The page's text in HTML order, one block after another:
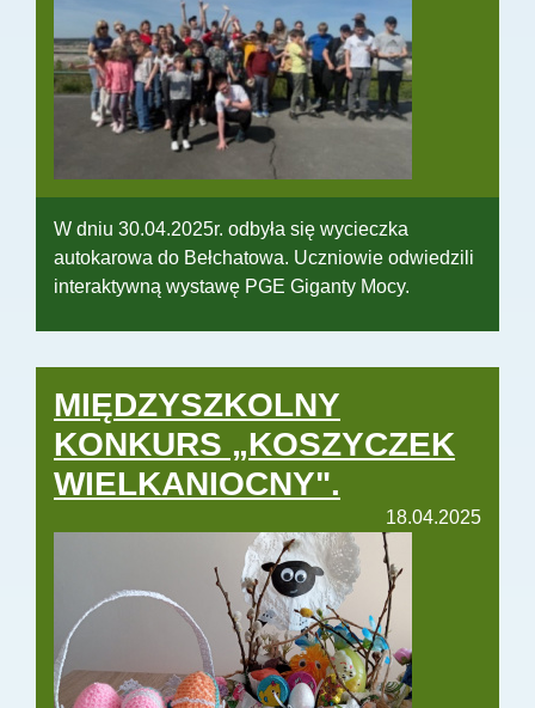
W dniu 30.04.2025r. odbyła się wycieczka
autokarowa do Bełchatowa. Uczniowie odwiedzili
interaktywną wystawę PGE Giganty Mocy.
MIĘDZYSZKOLNY
KONKURS „KOSZYCZEK
WIELKANIOCNY".
18.04.2025